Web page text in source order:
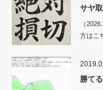
サヤ
（
方はこ
勝て